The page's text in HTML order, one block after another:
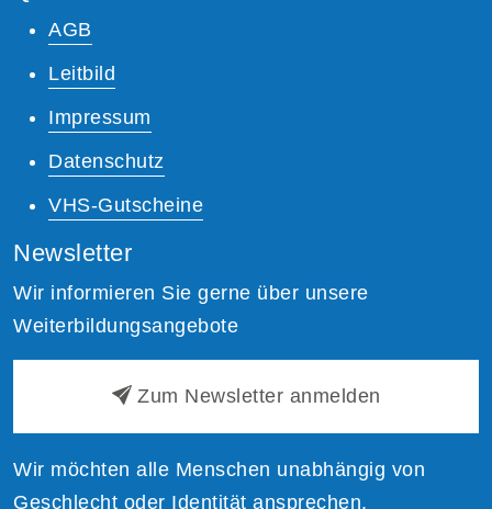
AGB
Leitbild
Impressum
Datenschutz
VHS-Gutscheine
Newsletter
Wir informieren Sie gerne über unsere
Weiterbildungsangebote
Zum Newsletter anmelden
Wir möchten alle Menschen unabhängig von
Geschlecht oder Identität ansprechen.